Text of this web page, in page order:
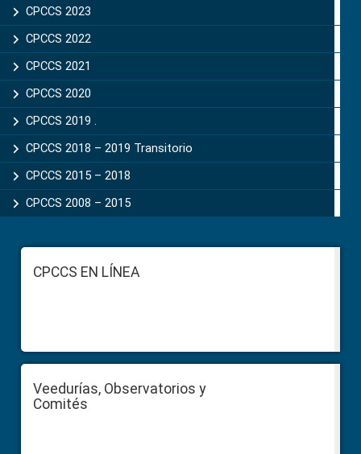
CPCCS 2023
CPCCS 2022
CPCCS 2021
CPCCS 2020
CPCCS 2019 .
CPCCS 2018 – 2019 Transitorio
CPCCS 2015 – 2018
CPCCS 2008 – 2015
FooterCPCCS EN LÍNEA
Veedurías, Observatorios y
Comités